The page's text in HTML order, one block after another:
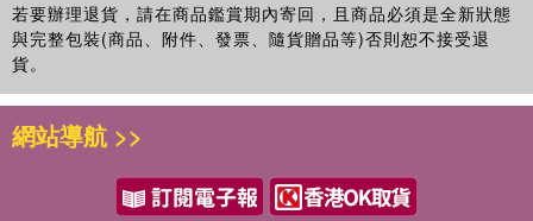
若要辦理退貨，請在商品鑑賞期內寄回，且商品必須是全新狀態
與完整包裝(商品、附件、發票、隨貨贈品等)否則恕不接受退
貨。
網站導航 >>